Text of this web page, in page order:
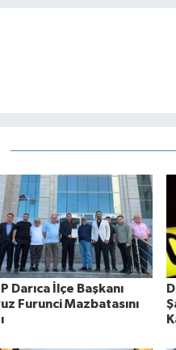
Darıca İlçe Başkanı
Furunci Mazbatasını